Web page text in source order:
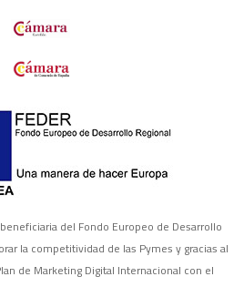
del Fondo Europeo de Desarrollo
la competitividad de las Pymes y gracias al
de Marketing Digital Internacional con el